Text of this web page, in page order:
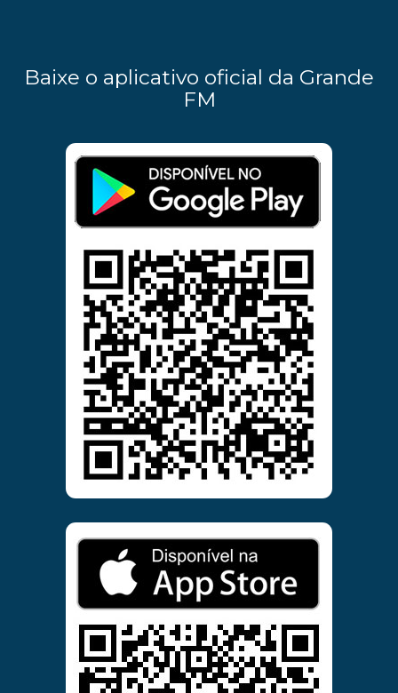
Baixe o aplicativo oficial da Grande
FM